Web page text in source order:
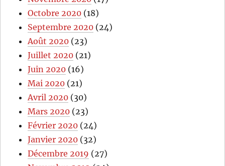
Octobre 2020 (18)
Septembre 2020 (24)
Août 2020 (23)
Juillet 2020 (21)
Juin 2020 (16)
Mai 2020 (21)
Avril 2020 (30)
Mars 2020 (23)
Février 2020 (24)
Janvier 2020 (32)
Décembre 2019 (27)